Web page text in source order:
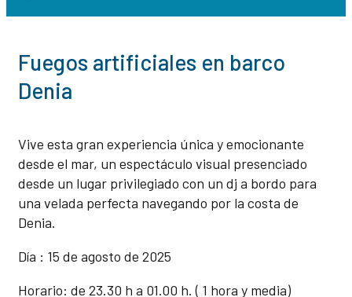
Fuegos artificiales en barco
Denia
Vive esta gran experiencia única y emocionante
desde el mar, un espectáculo visual presenciado
desde un lugar privilegiado con un dj a bordo para
una velada perfecta navegando por la costa de
Denia.
Día : 15 de agosto de 2025
Horario: de 23.30 h a 01.00 h. ( 1 hora y media)